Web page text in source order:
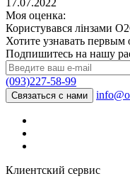
Моя оценка:
Користувався лінзами
Хотите узнавать первым
Подпишитесь на нашу
(093)227-58-99
Связаться с нами
Клиентский сервис